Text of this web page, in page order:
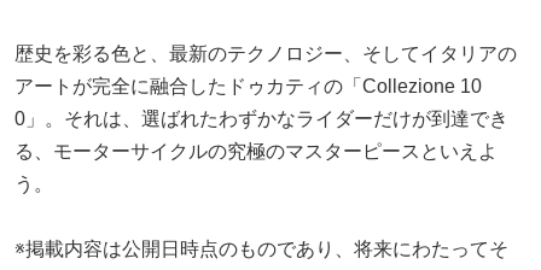
歴史を彩る色と、最新のテクノロジー、そしてイタリアの
アートが完全に融合したドゥカティの「Collezione 10
0」。それは、選ばれたわずかなライダーだけが到達でき
る、モーターサイクルの究極のマスターピースといえよ
う。
※掲載内容は公開日時点のものであり、将来にわたってそ